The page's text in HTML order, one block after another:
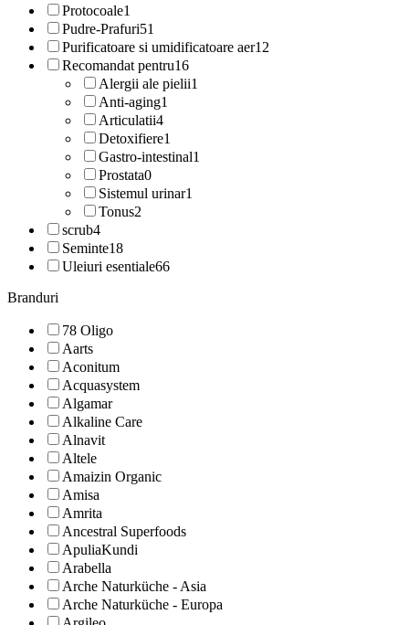
Protocoale1
Pudre-Prafuri51
Purificatoare si umidificatoare aer12
Recomandat pentru16
Alergii ale pielii1
Anti-aging1
Articulatii4
Detoxifiere1
Gastro-intestinal1
Prostata0
Sistemul urinar1
Tonus2
scrub4
Seminte18
Uleiuri esentiale66
Branduri
78 Oligo
Aarts
Aconitum
Acquasystem
Algamar
Alkaline Care
Alnavit
Altele
Amaizin Organic
Amisa
Amrita
Ancestral Superfoods
ApuliaKundi
Arabella
Arche Naturküche - Asia
Arche Naturküche - Europa